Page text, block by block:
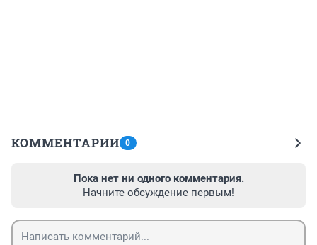
КОММЕНТАРИИ 0
Пока нет ни одного комментария.
Начните обсуждение первым!